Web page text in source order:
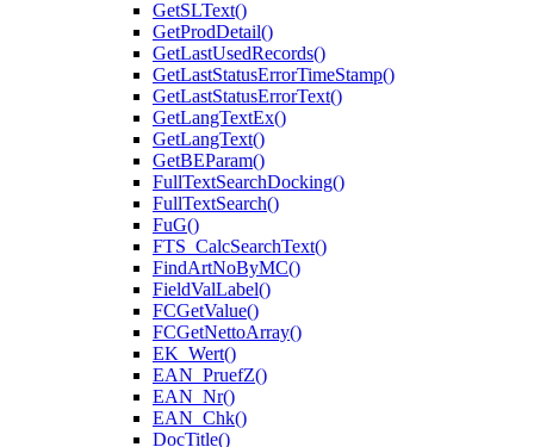
GetSLText()
GetProdDetail()
GetLastUsedRecords()
GetLastStatusErrorTimeStamp()
GetLastStatusErrorText()
GetLangTextEx()
GetLangText()
GetBEParam()
FullTextSearchDocking()
FullTextSearch()
FuG()
FTS_CalcSearchText()
FindArtNoByMC()
FieldValLabel()
FCGetValue()
FCGetNettoArray()
EK_Wert()
EAN_PruefZ()
EAN_Nr()
EAN_Chk()
DocTitle()